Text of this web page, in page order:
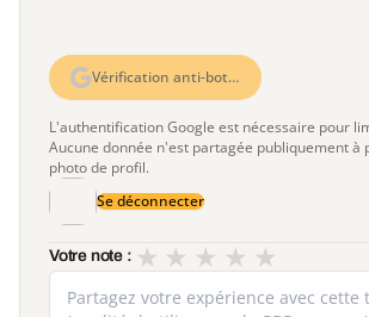
Vérification anti-bot…
L'authentification Google est nécessaire pour
Aucune donnée n'est partagée publiquement à
photo de profil.
Se déconnecter
Votre note : ★
★
★
★
★